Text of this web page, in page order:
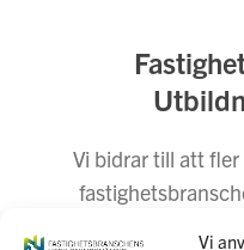
Vi
Vi bidrar till att